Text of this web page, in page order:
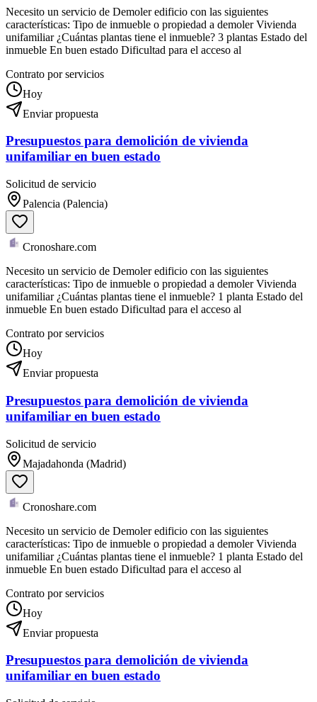
Necesito un servicio de Demoler edificio con las siguientes
características: Tipo de inmueble o propiedad a demoler Vivienda
unifamiliar ¿Cuántas plantas tiene el inmueble? 3 plantas Estado del
inmueble En buen estado Dificultad para el acceso al
Contrato por servicios
Hoy
Enviar propuesta
Presupuestos para demolición de vivienda
unifamiliar en buen estado
Solicitud de servicio
Palencia (Palencia)
Cronoshare.com
Necesito un servicio de Demoler edificio con las siguientes
características: Tipo de inmueble o propiedad a demoler Vivienda
unifamiliar ¿Cuántas plantas tiene el inmueble? 1 planta Estado del
inmueble En buen estado Dificultad para el acceso al
Contrato por servicios
Hoy
Enviar propuesta
Presupuestos para demolición de vivienda
unifamiliar en buen estado
Solicitud de servicio
Majadahonda (Madrid)
Cronoshare.com
Necesito un servicio de Demoler edificio con las siguientes
características: Tipo de inmueble o propiedad a demoler Vivienda
unifamiliar ¿Cuántas plantas tiene el inmueble? 1 planta Estado del
inmueble En buen estado Dificultad para el acceso al
Contrato por servicios
Hoy
Enviar propuesta
Presupuestos para demolición de vivienda
unifamiliar en buen estado